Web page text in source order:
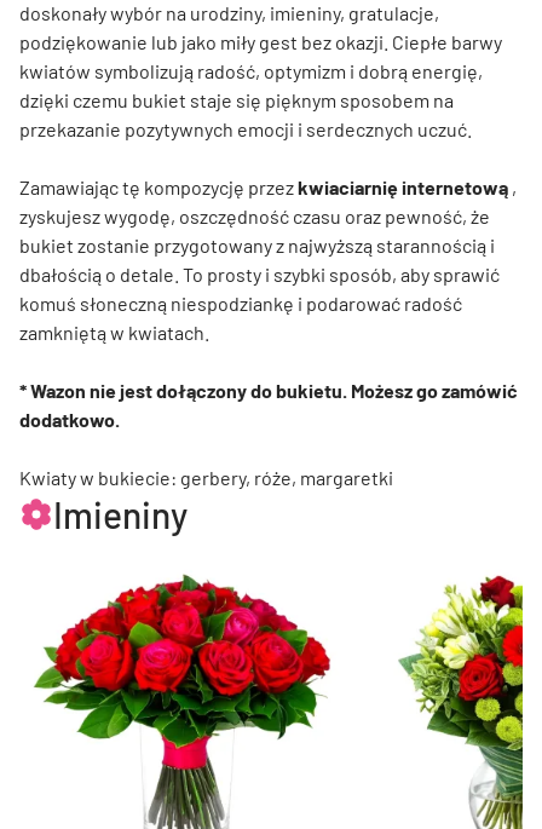
doskonały wybór na urodziny, imieniny, gratulacje,
podziękowanie lub jako miły gest bez okazji. Ciepłe barwy
kwiatów symbolizują radość, optymizm i dobrą energię,
dzięki czemu bukiet staje się pięknym sposobem na
przekazanie pozytywnych emocji i serdecznych uczuć.
Zamawiając tę kompozycję przezkwiaciarnię internetową ,
zyskujesz wygodę, oszczędność czasu oraz pewność, że
bukiet zostanie przygotowany z najwyższą starannością i
dbałością o detale. To prosty i szybki sposób, aby sprawić
komuś słoneczną niespodziankę i podarować radość
zamkniętą w kwiatach.
* Wazon nie jest dołączony do bukietu. Możesz go zamówić
dodatkowo.
Kwiaty w bukiecie: gerbery, róże, margaretki
Imieniny